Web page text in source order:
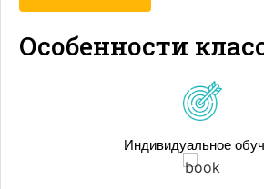
Особенности
Индивидуальное